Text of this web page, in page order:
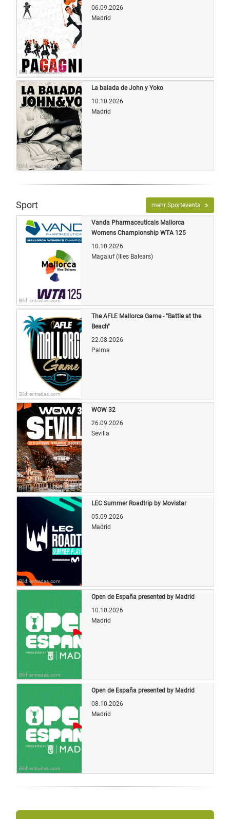
Bild: entradas.com
06.09.2026
Madrid
Bild: entradas.com
La balada de John y Yoko
10.10.2026
Madrid
Sport mehr Sportevents
Bild: entradas.com
Vanda Pharmaceuticals Mallorca
Womens Championship WTA 125
10.10.2026
Magaluf (Illes Balears)
Bild: entradas.com
The AFLE Mallorca Game - "Battle at the
Beach"
22.08.2026
Palma
Bild: entradas.com
WOW 32
26.09.2026
Sevilla
Bild: entradas.com
LEC Summer Roadtrip by Movistar
05.09.2026
Madrid
Bild: entradas.com
Open de España presented by Madrid
10.10.2026
Madrid
Bild: entradas.com
Open de España presented by Madrid
08.10.2026
Madrid